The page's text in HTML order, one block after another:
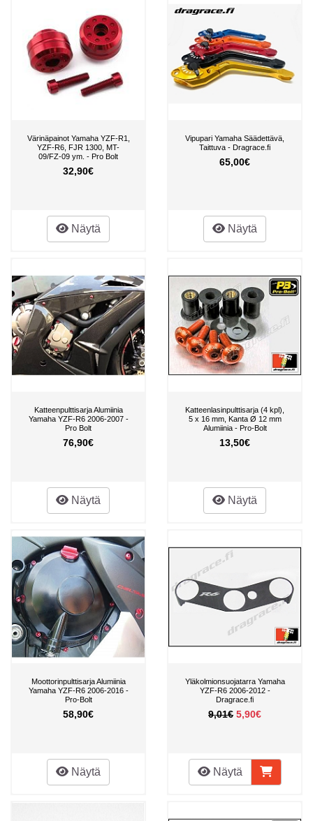
Värinäpainot Yamaha YZF-R1,
YZF-R6, FJR 1300, MT-
09/FZ-09 ym. - Pro Bolt
32,90€
Näytä
Vipupari Yamaha Säädettävä,
Taittuva - Dragrace.fi
65,00€
Näytä
Katteenpulttisarja Alumiinia
Yamaha YZF-R6 2006-2007 -
Pro Bolt
76,90€
Näytä
Katteenlasinpulttisarja (4 kpl),
5 x 16 mm, Kanta Ø 12 mm
Alumiinia - Pro-Bolt
13,50€
Näytä
Moottorinpulttisarja Alumiinia
Yamaha YZF-R6 2006-2016 -
Pro-Bolt
58,90€
Näytä
Yläkolmionsuojatarra Yamaha
YZF-R6 2006-2012 -
Dragrace.fi
9,01€ 5,90€
Näytä